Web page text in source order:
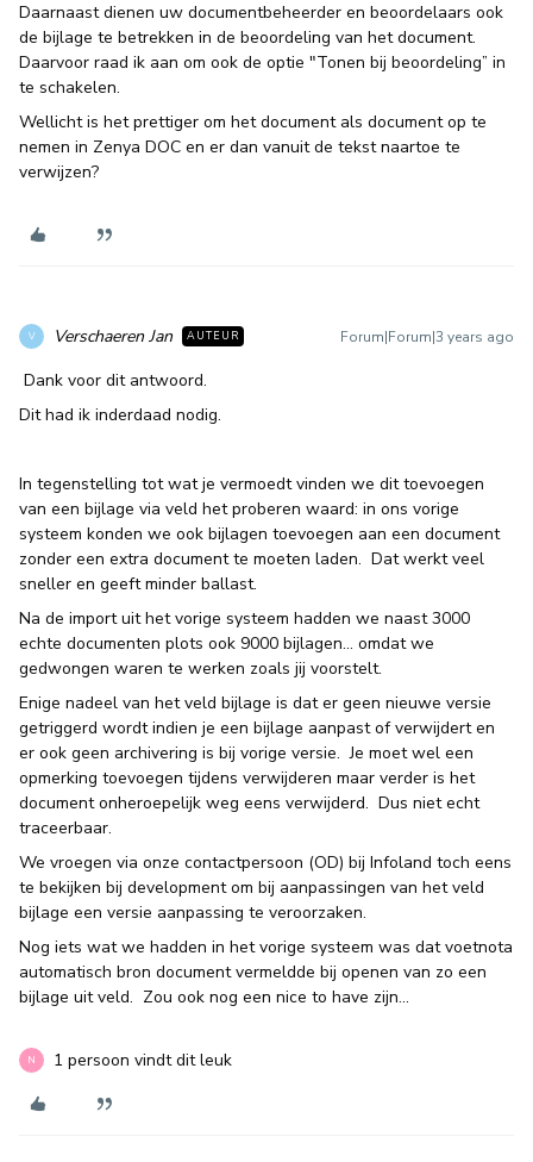
Daarnaast dienen uw documentbeheerder en beoordelaars ook
de bijlage te betrekken in de beoordeling van het document.
Daarvoor raad ik aan om ook de optie "Tonen bij beoordeling” in
te schakelen.
Wellicht is het prettiger om het document als document op te
nemen in Zenya DOC en er dan vanuit de tekst naartoe te
verwijzen?
V Verschaeren Jan AUTEUR Forum|Forum|3 years ago
Dank voor dit antwoord.
Dit had ik inderdaad nodig.
In tegenstelling tot wat je vermoedt vinden we dit toevoegen
van een bijlage via veld het proberen waard: in ons vorige
systeem konden we ook bijlagen toevoegen aan een document
zonder een extra document te moeten laden. Dat werkt veel
sneller en geeft minder ballast.
Na de import uit het vorige systeem hadden we naast 3000
echte documenten plots ook 9000 bijlagen… omdat we
gedwongen waren te werken zoals jij voorstelt.
Enige nadeel van het veld bijlage is dat er geen nieuwe versie
getriggerd wordt indien je een bijlage aanpast of verwijdert en
er ook geen archivering is bij vorige versie. Je moet wel een
opmerking toevoegen tijdens verwijderen maar verder is het
document onheroepelijk weg eens verwijderd. Dus niet echt
traceerbaar.
We vroegen via onze contactpersoon (OD) bij Infoland toch eens
te bekijken bij development om bij aanpassingen van het veld
bijlage een versie aanpassing te veroorzaken.
Nog iets wat we hadden in het vorige systeem was dat voetnota
automatisch bron document vermeldde bij openen van zo een
bijlage uit veld. Zou ook nog een nice to have zijn...
N 1 persoon vindt dit leuk